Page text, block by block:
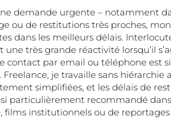
demande urgente – notamment
ou de restitutions très proches,
dans les meilleurs délais.
très grande réactivité lorsqu’il
contact par email ou téléphone est
je travaille sans
simplifiées, et les délais de
particulièrement recommandé
films institutionnels ou de